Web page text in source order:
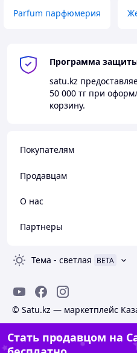
Parfum парфюмерия
Программа
satu.kz
50 000 тг при
корзину.
Покупателям
Продавцам
О нас
Партнеры
Тема - светлая BETA
© Satu.kz — маркетплейс
Стать продавцом на